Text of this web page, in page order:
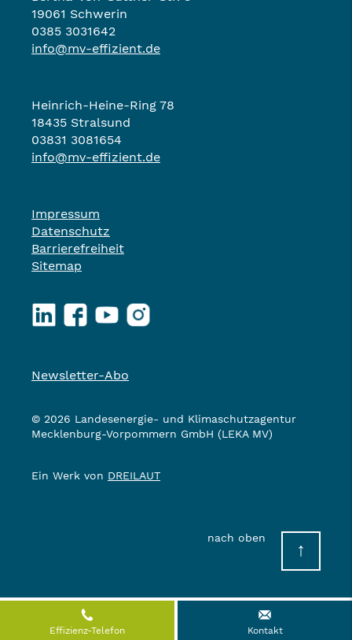
19061 Schwerin
0385 3031642
info@mv-effizient.de
Heinrich-Heine-Ring 78
18435 Stralsund
03831 3081654
info@mv-effizient.de
Impressum
Datenschutz
Barrierefreiheit
Sitemap
LinkedInFacebookYouTubeInstagram
Newsletter-Abo
© 2026 Landesenergie- und Klimaschutzagentur
Mecklenburg-Vorpommern GmbH (LEKA MV)
Ein Werk von DREILAUT
nach oben
↑
Effizienz-Telefon Kontakt